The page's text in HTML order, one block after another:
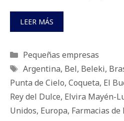
LEER MÁS
Categorías
Pequeñas empresas
Etiquetas
Argentina, Bel, Beleki,
Punta de Cielo, Coqueta, El
Rey del Dulce, Elvira Mayén-
Unidos, Europa, Farmacias de